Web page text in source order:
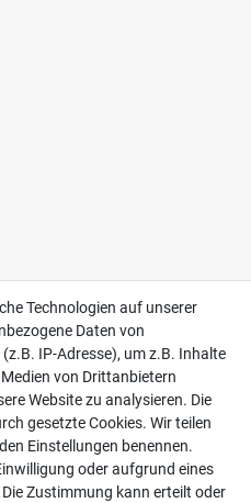
Technologien auf unserer
Daten von
IP-Adresse), um z.B. Inhalte
von Drittanbietern
Website zu analysieren. Die
gesetzte Cookies. Wir teilen
Einstellungen benennen.
oder aufgrund eines
Zustimmung kann erteilt oder